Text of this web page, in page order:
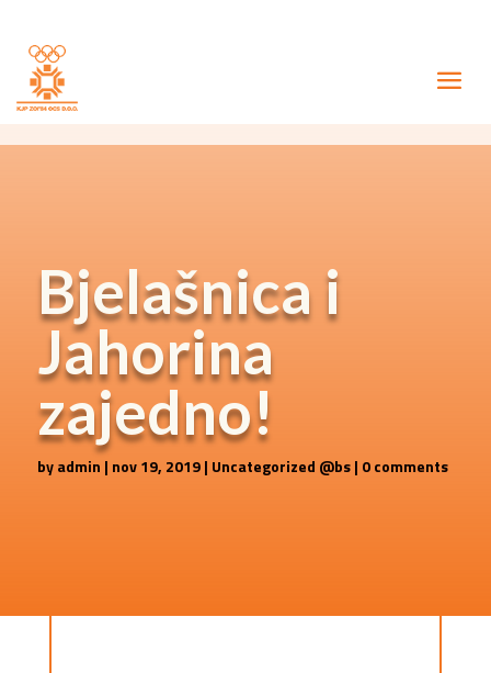
Bjelašnica i
Jahorina
zajedno!
byadmin | nov 19, 2019| Uncategorized @bs| 0 comments